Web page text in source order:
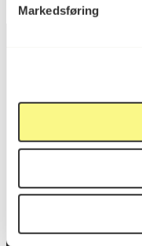
Markedsføring
post@koro.no